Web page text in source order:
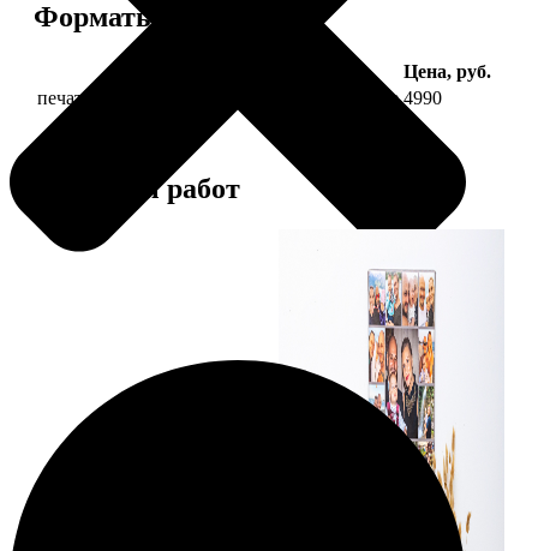
Форматы и цены
Цена, руб.
печать фото на холсте 40х60 на подрамнике 4990
Примеры работ